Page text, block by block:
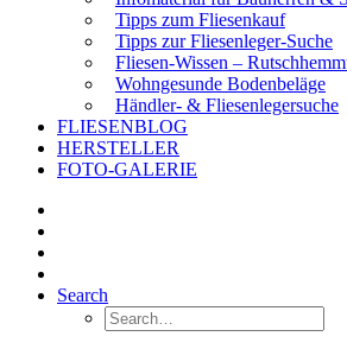
Tipps zum Fliesenkauf
Tipps zur Fliesenleger-Suche
Fliesen-Wissen –
Wohngesunde Bodenbeläge
Händler- & Fliesenlegersuche
FLIESENBLOG
HERSTELLER
FOTO-GALERIE
Search